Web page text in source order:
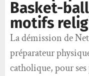
Basket-
motifs
La démission de
préparateur
catholique, pour